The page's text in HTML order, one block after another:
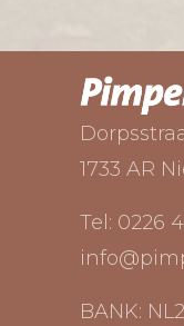
1733 AR
Tel: 0226
BANK: